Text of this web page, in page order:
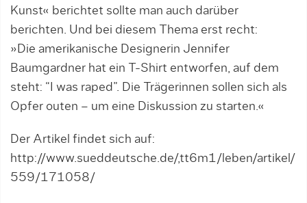
Kunst« berichtet sollte man auch darüber
berichten. Und bei diesem Thema erst recht:
»Die amerikanische Designerin Jennifer
Baumgardner hat ein T-Shirt entworfen, auf dem
steht: “I was raped”. Die Trägerinnen sollen sich als
Opfer outen – um eine Diskussion zu starten.«
Der Artikel findet sich auf:
http://www.sueddeutsche.de/,tt6m1/leben/artikel/
559/171058/